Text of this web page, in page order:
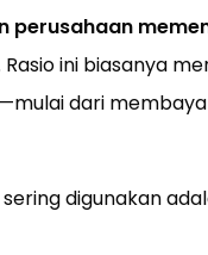
perusahaan
ini biasanya
dari
digunakan